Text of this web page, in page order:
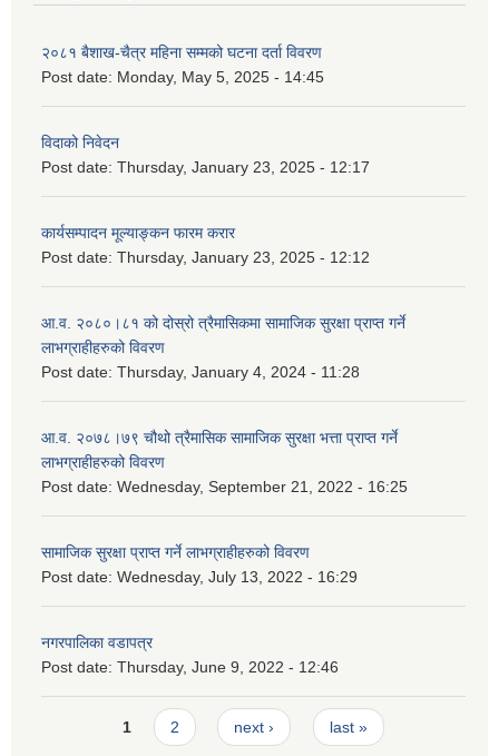
२०८१ बैशाख-चैत्र महिना सम्मको घटना दर्ता विवरण
Post date: Monday, May 5, 2025 - 14:45
विदाको निवेदन
Post date: Thursday, January 23, 2025 - 12:17
कार्यसम्पादन मूल्याङ्कन फारम करार
Post date: Thursday, January 23, 2025 - 12:12
आ.व. २०८०।८१ को दोस्रो त्रैमासिकमा सामाजिक सुरक्षा प्राप्त गर्ने
लाभग्राहीहरुको विवरण
Post date: Thursday, January 4, 2024 - 11:28
आ.व. २०७८।७९ चौथो त्रैमासिक सामाजिक सुरक्षा भत्ता प्राप्त गर्ने
लाभग्राहीहरुको विवरण
Post date: Wednesday, September 21, 2022 - 16:25
सामाजिक सुरक्षा प्राप्त गर्ने लाभग्राहीहरुको विवरण
Post date: Wednesday, July 13, 2022 - 16:29
नगरपालिका वडापत्र
Post date: Thursday, June 9, 2022 - 12:46
Pages1 2 next › last »